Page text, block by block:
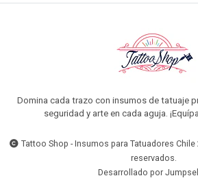
Domina cada trazo con insumos de tatuaje
seguridad y arte en cada aguja.
Tattoo Shop - Insumos para Tatuadores
reservados.
Desarrollado por